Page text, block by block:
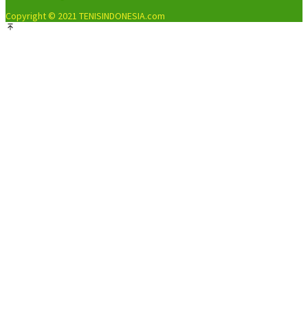
Copyright © 2021 TENISINDONESIA.com